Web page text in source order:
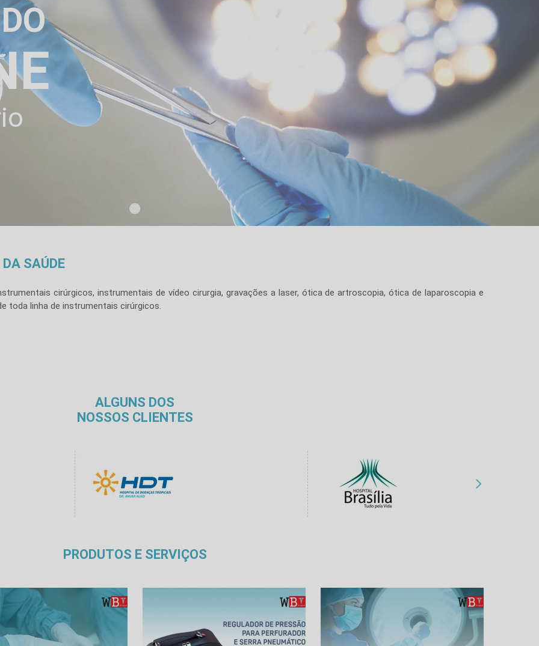
SAÚDE
cirúrgicos, instrumentais de vídeo cirurgia, gravações a laser, ótica de artroscopia, ótica de laparoscopia e
toda linha de instrumentais cirúrgicos.
ALGUNS DOS
NOSSOS CLIENTES
PRODUTOS E SERVIÇOS